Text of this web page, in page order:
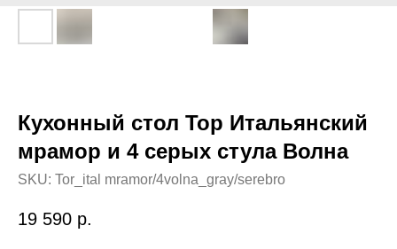
Кухонный стол Тор Итальянский
мрамор и 4 серых стула Волна
SKU: Tor_ital mramor/4volna_gray/serebro
19 590 р.